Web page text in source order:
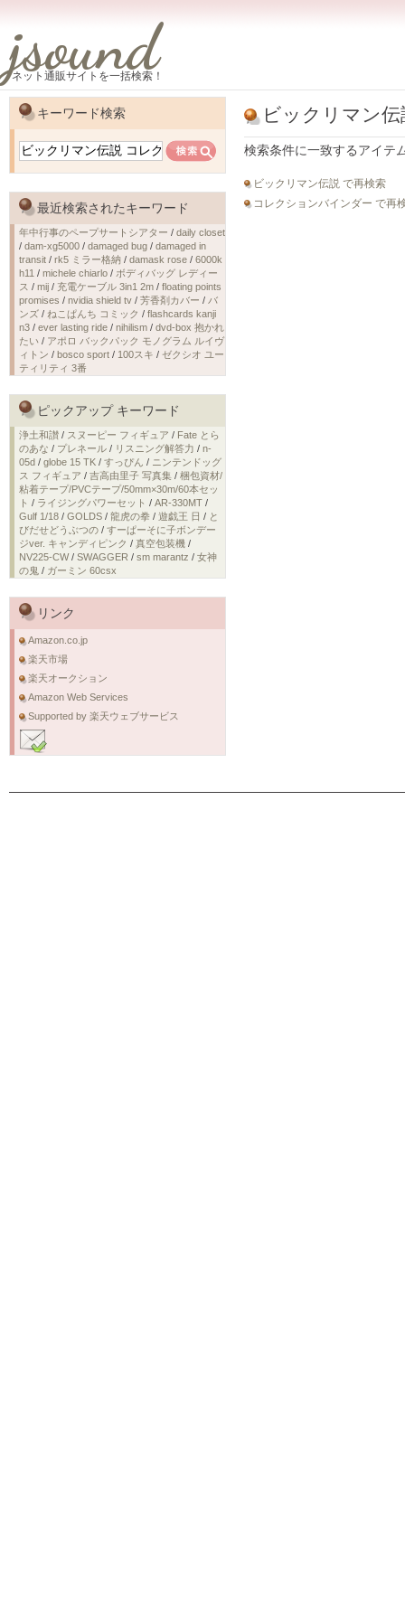
jsound
ネット通販サイトを一括検索！
ビックリマン
検索条件に一致するアイテ
ビックリマン伝説 で再検索
コレクションバインダー で再
キーワード検索
最近検索されたキーワード
年中行事のペープサートシアター / daily closet
/ dam-xg5000 / damaged bug / damaged in
transit / rk5 ミラー格納 / damask rose / 6000k
h11 / michele chiarlo / ボディバッグ レディー
ス / mij / 充電ケーブル 3in1 2m / floating points
promises / nvidia shield tv / 芳香剤カバー / バ
ンズ / ねこぱんち コミック / flashcards kanji
n3 / ever lasting ride / nihilism / dvd-box 抱かれ
たい / アポロ バックパック モノグラム ルイヴ
ィトン / bosco sport / 100スキ / ゼクシオ ユー
ティリティ 3番
ピックアップ キーワード
浄土和讃 / スヌーピー フィギュア / Fate とら
のあな / プレネール / リスニング解答力 / n-
05d / globe 15 TK / すっぴん / ニンテンドッグ
ス フィギュア / 吉高由里子 写真集 / 梱包資材/
粘着テープ/PVCテープ/50mm×30m/60本セッ
ト / ライジングパワーセット / AR-330MT /
Gulf 1/18 / GOLDS / 龍虎の拳 / 遊戯王 日 / と
びだせどうぶつの / すーぱーそに子ボンデー
ジver. キャンディピンク / 真空包装機 /
NV225-CW/ SWAGGER / sm marantz / 女神
の鬼 / ガーミン 60csx
リンク
Amazon.co.jp
楽天市場
楽天オークション
Amazon Web Services
Supported by 楽天ウェブサービス